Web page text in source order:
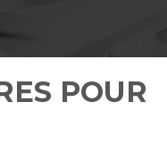
POUR